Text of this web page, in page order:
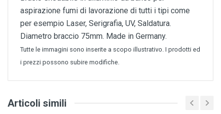
aspirazione fumi di lavorazione di tutti i tipi come
per esempio Laser, Serigrafia, UV, Saldatura.
Diametro braccio 75mm. Made in Germany.
Tutte le immagini sono inserite a scopo illustrativo. I prodotti ed
i prezzi possono subire modifiche.
Articoli simili